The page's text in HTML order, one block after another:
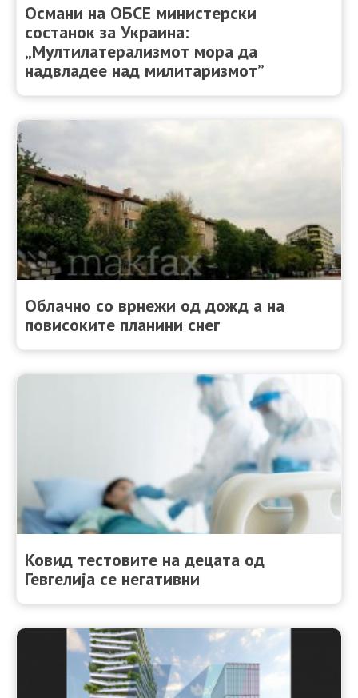
Османи на ОБСЕ министерски
состанок за Украина:
„Мултилатерализмот мора да
надвладее над милитаризмот”
Облачно со врнежи од дожд а на
повисоките планини снег
Ковид тестовите на децата од
Гевгелија се негативни